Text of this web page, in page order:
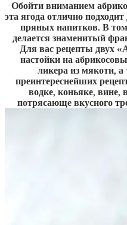
Обойти вниманием
эта ягода отлично
пряных напитков. В том
делается знаменитый
Для вас рецепты двух
настойки на
ликера из мякоти, а
преинтереснейших
водке, коньяке, вине,
потрясающе вкусного